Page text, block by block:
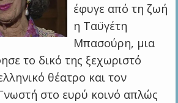
έφυγε από τη ζωή
η Ταϋγέτη
Μπασούρη, μια
το δικό της ξεχωριστό
θέατρο και τον
στο ευρύ κοινό απλώς